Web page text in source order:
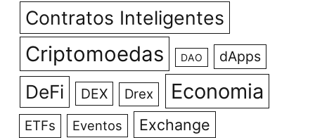
Contratos Inteligentes
Criptomoedas DAO dApps
DeFi DEX Drex Economia
ETFs Eventos Exchange